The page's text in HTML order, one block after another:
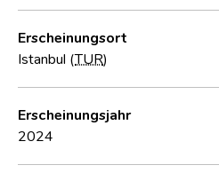
Erscheinungsort
Istanbul (TUR)
Erscheinungsjahr
2024